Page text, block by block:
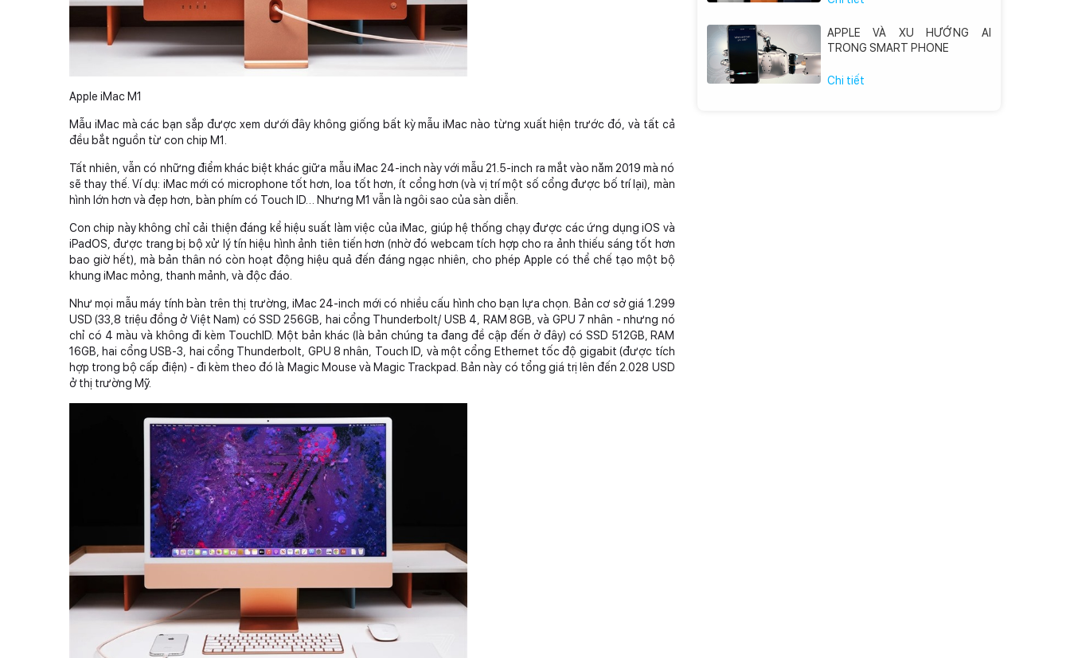
Apple iMac M1
Mẫu iMac mà các bạn sắp được xem dưới đây không giống bất kỳ mẫu iMac nào từng xuất hiện trước đó, và tất cả
đều bắt nguồn từ con chip M1.
Tất nhiên, vẫn có những điểm khác biệt khác giữa mẫu iMac 24-inch này với mẫu 21.5-inch ra mắt vào năm 2019 mà nó
sẽ thay thế. Ví dụ: iMac mới có microphone tốt hơn, loa tốt hơn, ít cổng hơn (và vị trí một số cổng được bố trí lại), màn
hình lớn hơn và đẹp hơn, bàn phím có Touch ID… Nhưng M1 vẫn là ngôi sao của sàn diễn.
Con chip này không chỉ cải thiện đáng kể hiệu suất làm việc của iMac, giúp hệ thống chạy được các ứng dụng iOS và
iPadOS, được trang bị bộ xử lý tín hiệu hình ảnh tiên tiến hơn (nhờ đó webcam tích hợp cho ra ảnh thiếu sáng tốt hơn
bao giờ hết), mà bản thân nó còn hoạt động hiệu quả đến đáng ngạc nhiên, cho phép Apple có thể chế tạo một bộ
khung iMac mỏng, thanh mảnh, và độc đáo.
Như mọi mẫu máy tính bàn trên thị trường, iMac 24-inch mới có nhiều cấu hình cho bạn lựa chọn. Bản cơ sở giá 1.299
USD (33,8 triệu đồng ở Việt Nam) có SSD 256GB, hai cổng Thunderbolt/ USB 4, RAM 8GB, và GPU 7 nhân - nhưng nó
chỉ có 4 màu và không đi kèm TouchID. Một bản khác (là bản chúng ta đang đề cập đến ở đây) có SSD 512GB, RAM
16GB, hai cổng USB-3, hai cổng Thunderbolt, GPU 8 nhân, Touch ID, và một cổng Ethernet tốc độ gigabit (được tích
hợp trong bộ cấp điện) - đi kèm theo đó là Magic Mouse và Magic Trackpad. Bản này có tổng giá trị lên đến 2.028 USD
ở thị trường Mỹ.
APPLE VÀ XU HƯỚNG AI
TRONG SMART PHONE
Chi tiết